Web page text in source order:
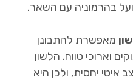
בהרמוניה עם השאר.
מאפשרת להתבונן
וארוכי טווח. הלשון
איטי יחסית, ולכן היא